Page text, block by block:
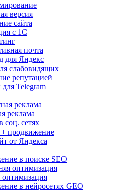
версия
сайта
с 1С
почта
для Яндекс
слабовидящих
репутацией
Telegram
реклама
реклама
соц. сетях
продвижение
от Яндекса
в поиске SEO
оптимизация
в нейросетях GEO